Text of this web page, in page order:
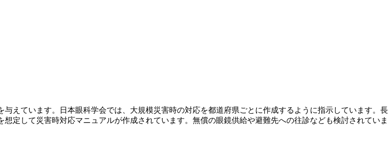
えています。日本眼科学会では、大規模災害時の対応を都道府県ごとに作成するように指示しています。長
定して災害時対応マニュアルが作成されています。無償の眼鏡供給や避難先への往診なども検討されていま